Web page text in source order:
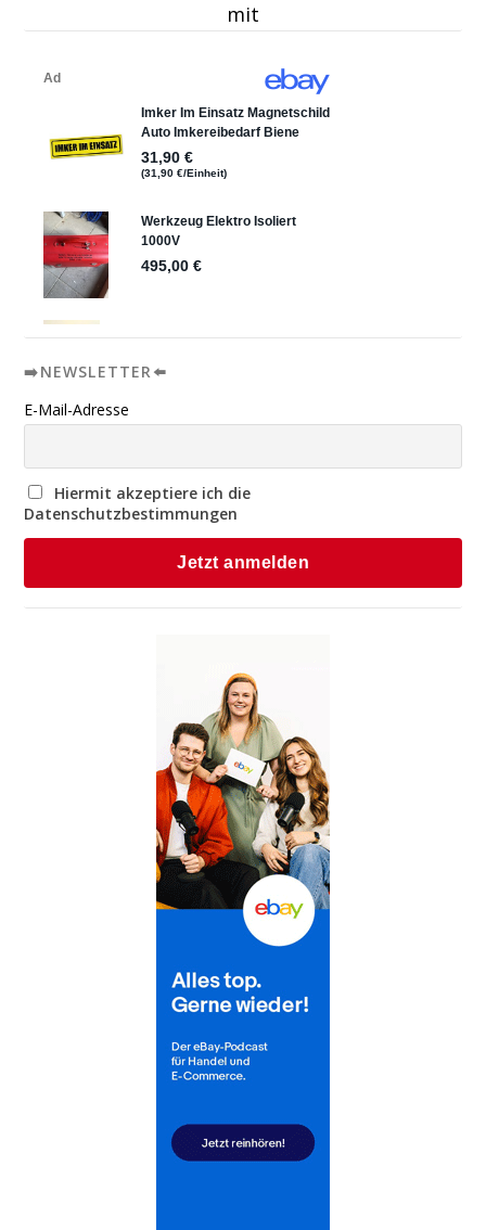
mit
➡️NEWSLETTER⬅️
E-Mail-Adresse
Hiermit akzeptiere ich die
Datenschutzbestimmungen